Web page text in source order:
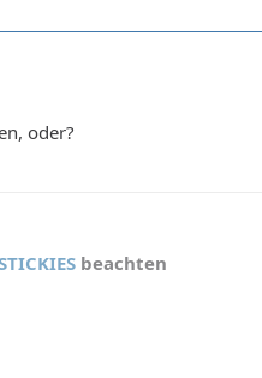
oder?
beachten